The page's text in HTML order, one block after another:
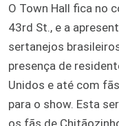
O Town Hall fica no
43rd St., e a
sertanejos
presença de
Unidos e até com
para o show. Esta
os fãs de